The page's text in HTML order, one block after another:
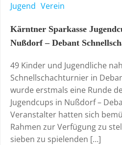
Jugend Verein
Kärntner Sparkasse
Nußdorf – Debant
49 Kinder und Jugendliche
Schnellschachturnier in
wurde erstmals eine Runde
Jugendcups in Nußdorf –
Veranstalter hatten sich
Rahmen zur Verfügung zu
sieben zu spielenden […]